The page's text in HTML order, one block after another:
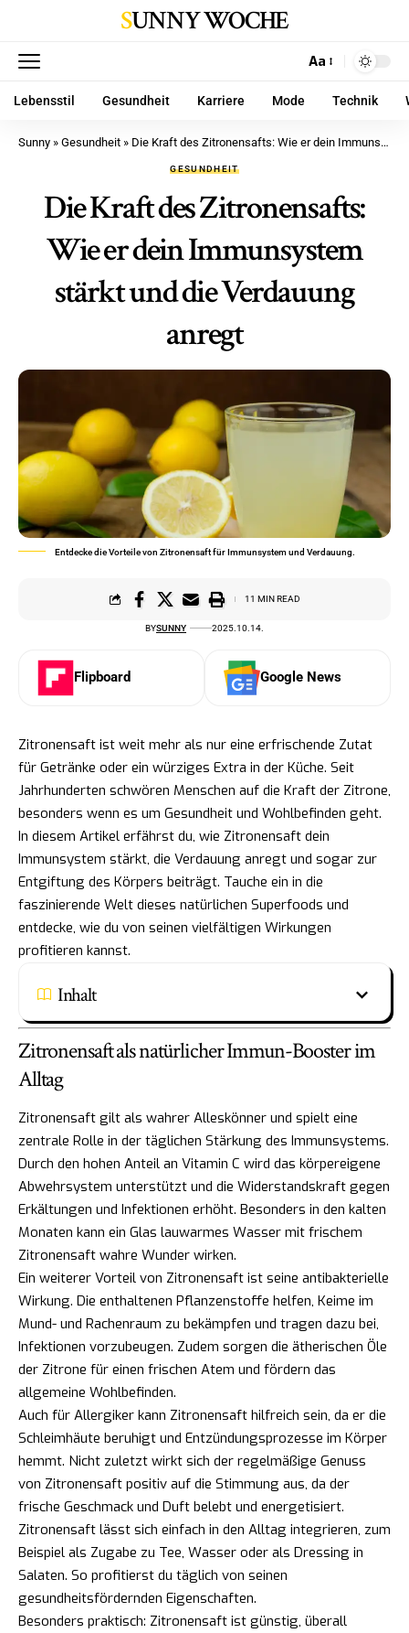
SUNNY WOCHE
Aa
Lebensstil Gesundheit Karriere Mode Technik
Sunny » Gesundheit » Die Kraft des Zitronensafts: Wie er dein Immunsystem stärkt und die Verdauung anregt
GESUNDHEIT
Die Kraft des Zitronensafts:
Wie er dein Immunsystem
stärkt und die Verdauung
anregt
Entdecke die Vorteile von Zitronensaft für Immunsystem und Verdauung.
BYSUNNY 2025.10.14.
11 MIN READ
Flipboard Google News
Zitronensaft ist weit mehr als nur eine erfrischende Zutat
für Getränke oder ein würziges Extra in der Küche. Seit
Jahrhunderten schwören Menschen auf die Kraft der Zitrone,
besonders wenn es um Gesundheit und Wohlbefinden geht.
In diesem Artikel erfährst du, wie Zitronensaft dein
Immunsystem stärkt, die Verdauung anregt und sogar zur
Entgiftung des Körpers beiträgt. Tauche ein in die
faszinierende Welt dieses natürlichen Superfoods und
entdecke, wie du von seinen vielfältigen Wirkungen
profitieren kannst.
Inhalt
Zitronensaft als natürlicher Immun-Booster im
Alltag
Zitronensaft gilt als wahrer Alleskönner und spielt eine
zentrale Rolle in der täglichen Stärkung des Immunsystems.
Durch den hohen Anteil an Vitamin C wird das körpereigene
Abwehrsystem unterstützt und die Widerstandskraft gegen
Erkältungen und Infektionen erhöht. Besonders in den kalten
Monaten kann ein Glas lauwarmes Wasser mit frischem
Zitronensaft wahre Wunder wirken.
Ein weiterer Vorteil von Zitronensaft ist seine antibakterielle
Wirkung. Die enthaltenen Pflanzenstoffe helfen, Keime im
Mund- und Rachenraum zu bekämpfen und tragen dazu bei,
Infektionen vorzubeugen. Zudem sorgen die ätherischen Öle
der Zitrone für einen frischen Atem und fördern das
allgemeine Wohlbefinden.
Auch für Allergiker kann Zitronensaft hilfreich sein, da er die
Schleimhäute beruhigt und Entzündungsprozesse im Körper
hemmt. Nicht zuletzt wirkt sich der regelmäßige Genuss
von Zitronensaft positiv auf die Stimmung aus, da der
frische Geschmack und Duft belebt und energetisiert.
Zitronensaft lässt sich einfach in den Alltag integrieren, zum
Beispiel als Zugabe zu Tee, Wasser oder als Dressing in
Salaten. So profitierst du täglich von seinen
gesundheitsfördernden Eigenschaften.
Besonders praktisch: Zitronensaft ist günstig, überall